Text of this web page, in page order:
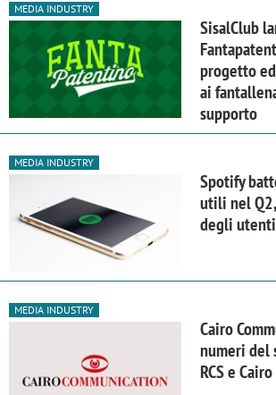
MEDIA INDUSTRY
SisalClub
progetto
ai
supporto
MEDIA INDUSTRY
Spotify
utili nel
degli
MEDIA INDUSTRY
Cairo
numeri del
RCS e